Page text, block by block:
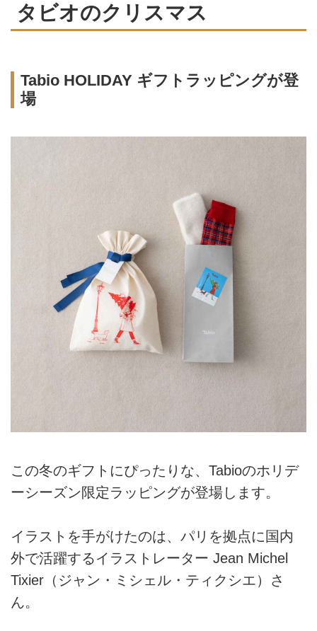
タビオのクリスマス
Tabio HOLIDAY ギフトラッピングが登
場
この冬のギフトにぴったりな、Tabioのホリデ
ーシーズン限定ラッピングが登場します。
イラストを手がけたのは、パリを拠点に国内
外で活躍するイラストレーター Jean Michel
Tixier（ジャン・ミシェル・ティクシエ）さ
ん。